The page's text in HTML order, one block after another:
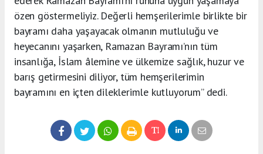
özen göstermeliyiz. Değerli hemşerilerimle birlikte bir
bayramı daha yaşayacak olmanın mutluluğu ve
heyecanını yaşarken, Ramazan Bayramı’nın tüm
insanlığa, İslam âlemine ve ülkemize sağlık, huzur ve
barış getirmesini diliyor, tüm hemşerilerimin
bayramını en içten dileklerimle kutluyorum” dedi.